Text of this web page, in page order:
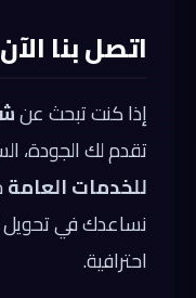
اتصل بنا
إذا كنت تبحث عن
تقدم لك الجودة،
للخدمات العامة
نساعدك في
احترافية.